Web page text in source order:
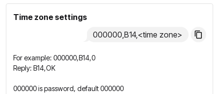
Time zone settings
000000,B14,<time zone>
For example: 000000,B14,0
Reply: B14,OK
000000 is password, default 000000